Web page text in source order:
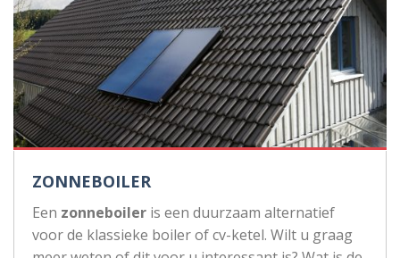
ZONNEBOILER
Een zonneboiler is een duurzaam alternatief
voor de klassieke boiler of cv-ketel. Wilt u graag